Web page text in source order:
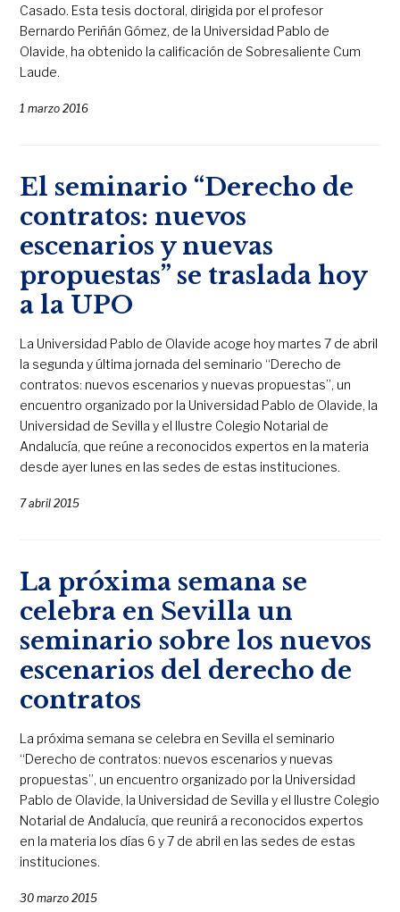
Casado. Esta tesis doctoral, dirigida por el profesor
Bernardo Periñán Gómez, de la Universidad Pablo de
Olavide, ha obtenido la calificación de Sobresaliente Cum
Laude.
1 marzo 2016
El seminario “Derecho de
contratos: nuevos
escenarios y nuevas
propuestas” se traslada hoy
a la UPO
La Universidad Pablo de Olavide acoge hoy martes 7 de abril
la segunda y última jornada del seminario “Derecho de
contratos: nuevos escenarios y nuevas propuestas”, un
encuentro organizado por la Universidad Pablo de Olavide, la
Universidad de Sevilla y el Ilustre Colegio Notarial de
Andalucía, que reúne a reconocidos expertos en la materia
desde ayer lunes en las sedes de estas instituciones.
7 abril 2015
La próxima semana se
celebra en Sevilla un
seminario sobre los nuevos
escenarios del derecho de
contratos
La próxima semana se celebra en Sevilla el seminario
“Derecho de contratos: nuevos escenarios y nuevas
propuestas”, un encuentro organizado por la Universidad
Pablo de Olavide, la Universidad de Sevilla y el Ilustre Colegio
Notarial de Andalucía, que reunirá a reconocidos expertos
en la materia los días 6 y 7 de abril en las sedes de estas
instituciones.
30 marzo 2015